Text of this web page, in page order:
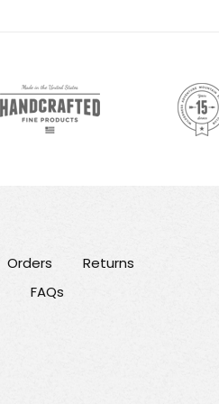
Orders
Returns
FAQs